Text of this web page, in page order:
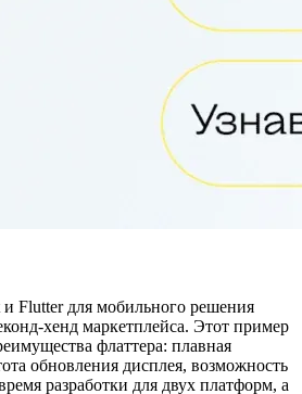
Flutter для мобильного решения
хенд маркетплейса. Этот пример
флаттера: плавная
обновления дисплея, возможность
разработки для двух платформ, а